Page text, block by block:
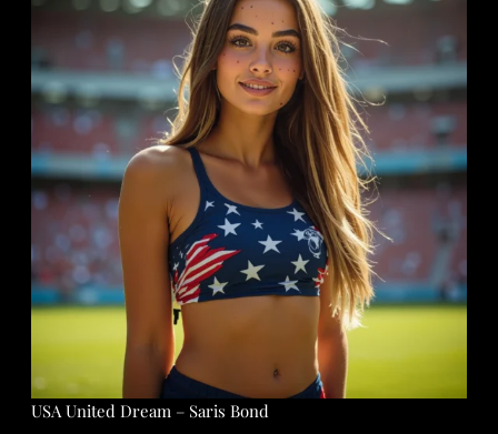
USA United Dream – Saris Bond